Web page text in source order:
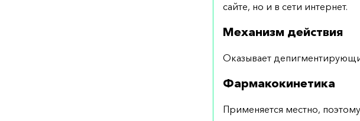
сайте, но и в сети интернет.
Механизм действия
Оказывает
Фармакокинетика
Применяется местно,